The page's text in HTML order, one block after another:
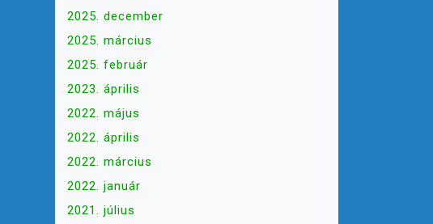
2025. december
2025. március
2025. február
2023. április
2022. május
2022. április
2022. március
2022. január
2021. július